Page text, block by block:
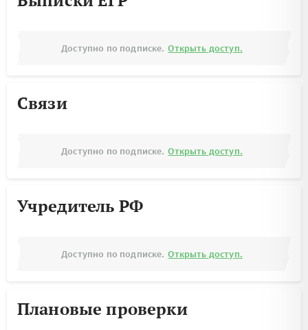
Доступно по подписке. Открыть доступ.
Связи
Доступно по подписке. Открыть доступ.
Учредитель РФ
Доступно по подписке. Открыть доступ.
Плановые проверки